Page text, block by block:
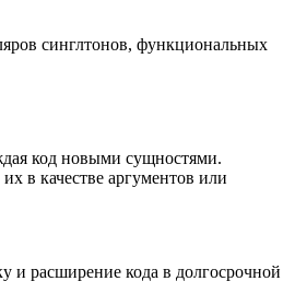
синглтонов, функциональных
код новыми сущностями.
в качестве аргументов или
и расширение кода в долгосрочной